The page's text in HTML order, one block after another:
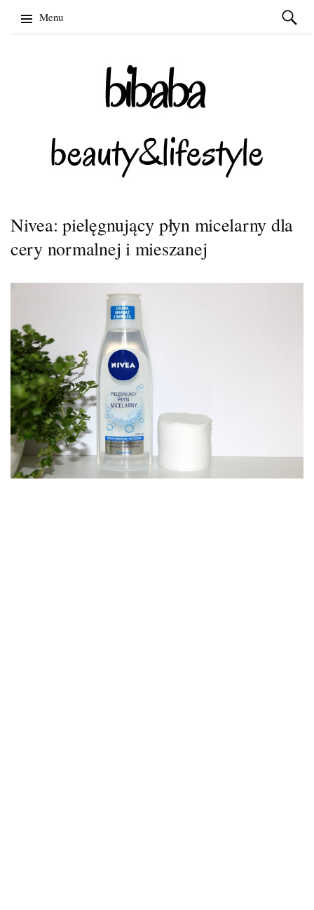
Menu
Szukaj:
Nivea: pielęgnujący płyn micelarny dla
cery normalnej i mieszanej